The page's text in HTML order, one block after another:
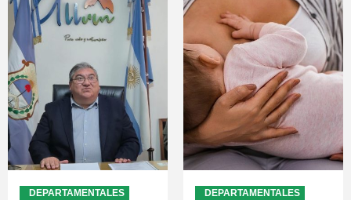
DEPARTAMENTALES
DEPARTAMENTALES